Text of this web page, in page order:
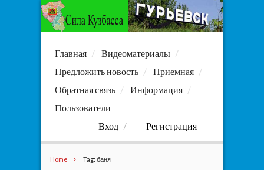
Главная
Видеоматериалы
Предложить новость
Приемная
Обратная связь
Информация
Пользователи
Вход
Регистрация
Home Tag: баня